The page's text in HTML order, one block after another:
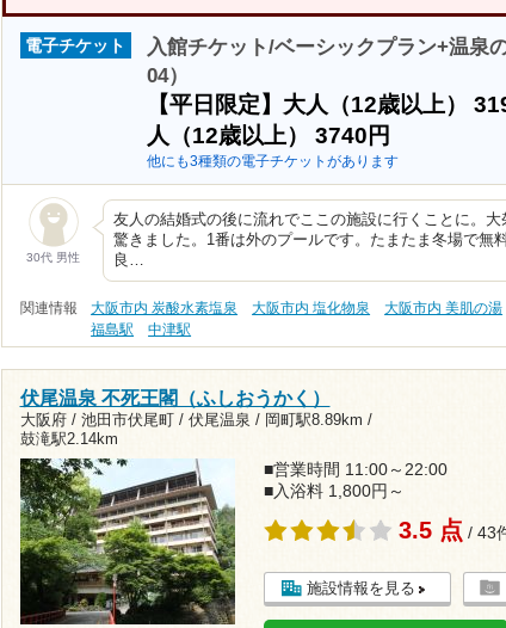
電子チケット
入館チケット/ベーシックプラン+温泉
04）
【平日限定】大人（12歳以上）
人（12歳以上） 3740円
他にも3種類の電子チケットがあります
30代 男性
友人の結婚式の後に流れでここの施設に行くことに。
驚きました。1番は外のプールです。たまたま冬場で無
良…
関連情報 大阪市内 炭酸水素塩泉 大阪市内 塩化物泉 大阪市内 美肌の湯
福島駅
中津駅
伏尾温泉 不死王閣（ふしおうかく）
大阪府 / 池田市伏尾町 / 伏尾温泉 / 岡町駅8.89km /
鼓滝駅2.14km
■営業時間 11:00～22:00
■入浴料 1,800円～
3.5 点 / 43
施設情報を見る